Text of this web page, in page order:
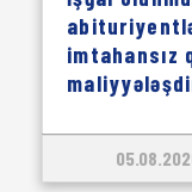
imtahansız